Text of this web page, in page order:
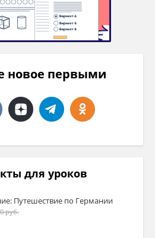
новое первыми
для уроков
Путешествие по Германии
руб.